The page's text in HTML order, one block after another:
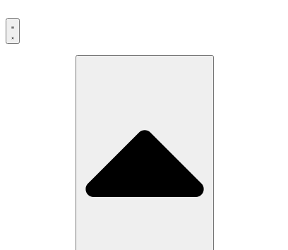
к
содержимому